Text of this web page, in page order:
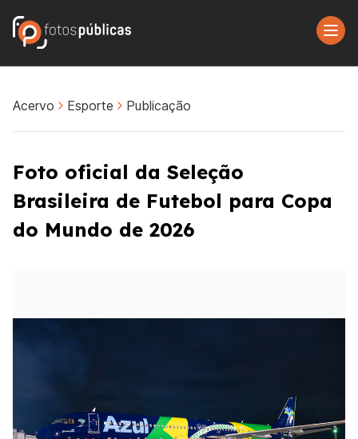
Acervo Esporte Publicação
Foto oficial da Seleção
Brasileira de Futebol para Copa
do Mundo de 2026